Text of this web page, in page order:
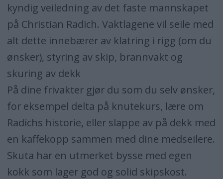
kyndig veiledning av det faste mannskapet
på Christian Radich. Vaktlagene vil seile med
alt dette innebærer av klatring i rigg (om du
ønsker), styring av skip, brannvakt og
skuring av dekk
På dine frivakter gjør du som du selv ønsker,
for eksempel delta på knutekurs, lære om
Radichs historie, eller slappe av på dekk med
en kaffekopp sammen med dine medseilere.
Skuta har en utmerket bysse med egen
kokk som lager god og solid skipskost.